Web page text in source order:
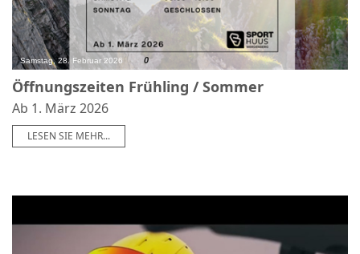
Samstag, 28. Februar 2026 0
Öffnungszeiten Frühling / Sommer
Ab 1. März 2026
LESEN SIE MEHR...